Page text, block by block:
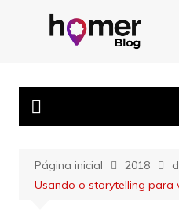
Posts semanais sobre o
corretores imobiliários
Página inicial 2018
Usando o storytelling para